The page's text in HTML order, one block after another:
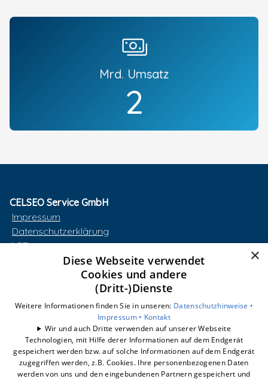
2
Mrd. Umsatz
CELSEO Service GmbH
Impressum
Datenschutzerklärung
AGB
Barrierefreiheitserklärung
smart-box
Photovoltaik
Dynamischer Stromtarif
E-Mobilität
Unternehmen
×
Diese Webseite verwendet
Cookies und andere
(Dritt-)Dienste
Weitere Informationen finden Sie in unseren: Datenschutzhinweise •
Impressum • Kontakt
Wir und auch Dritte verwenden auf unserer Webseite
Technologien, mit Hilfe derer Informationen auf dem Endgerät
gespeichert werden bzw. auf solche Informationen auf dem Endgerät
zugegriffen werden, z.B. Cookies. Ihre personenbezogenen Daten
werden von uns und den eingebundenen Partnern gespeichert und